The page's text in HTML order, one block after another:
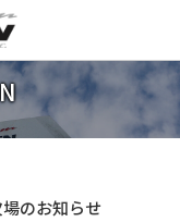
のお知らせ